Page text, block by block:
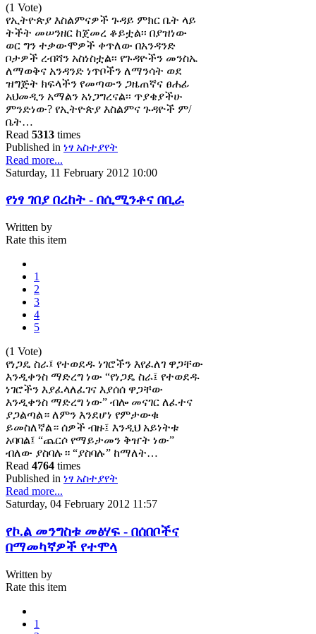
(1 Vote)
የኢትዮጵያ እስልምናዎች ጉዳይ ምክር ቤት ላይ
ትችት መሠንዘር ከጀመረ ቆይቷል፡፡ በያዝነው
ወር ግን ተቃውሞዎች ቀጥለው በአንዳንድ
ቦታዎች ረብሻን አስነስቷል፡፡ የጉዳዮችን መንስኤ
ለማወቅና አንዳንድ ነጥቦችን ለማንሳት ወደ
ዝግጅት ክፍላችን የመጣውን ጋዜጠኛና ፀሐፊ
አህመዲን አማልን አነጋግረናል፡፡ ጥያቄያችሁ
ምንድነው? የኢትዮጵያ እስልምና ጉዳዮች ም/
ቤት…
Read 5313 times
Published in ነፃ አስተያየት
Read more...
Saturday, 11 February 2012 10:00
የነፃ ገበያ በረከት - በሲሚንቶና በቢራ
Written by
Rate this item
1
2
3
4
5
(1 Vote)
የነጋዴ ስራ፤ የተወደዱ ነገሮችን እየፈለገ ዋጋቸው
እንዲቀንስ ማድረግ ነው “የነጋዴ ስራ፤ የተወደዱ
ነገሮችን እያፈላለፈገና እያሰሰ ዋጋቸው
እንዲቀንስ ማድረግ ነው” ብሎ መናገር ለፈተና
ያጋልጣል። ለምን እንደሆነ የምታውቁ
ይመስለኛል። ሰዎች ብዙ፤ እንዲህ አይነትቱ
አባባል፤ “ጨርሶ የማይታመን ቅዠት ነው”
ብለው ያስባሉ። “ያስባሉ” ከማለት…
Read 4764 times
Published in ነፃ አስተያየት
Read more...
Saturday, 04 February 2012 11:57
የኮ.ል መንግስቱ መፅሃፍ - በሰበቦችና
በማመካኛዎች የተሞላ
Written by
Rate this item
1